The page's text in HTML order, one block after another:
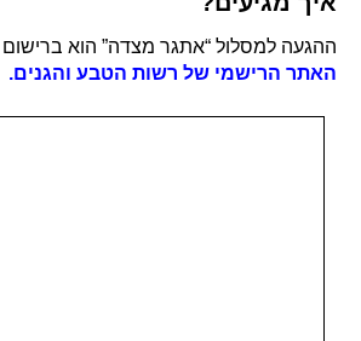
ההגעה למסלול “אתגר מצדה” הוא
האתר הרישמי של רשות הטבע והגנים.